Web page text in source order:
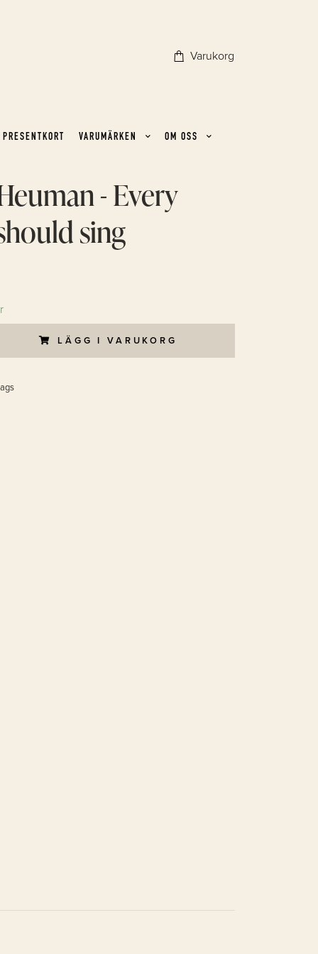
Varukorg
PRESENTKORT VARUMÄRKEN OM OSS
- Every
sing
LÄGG I VARUKORG